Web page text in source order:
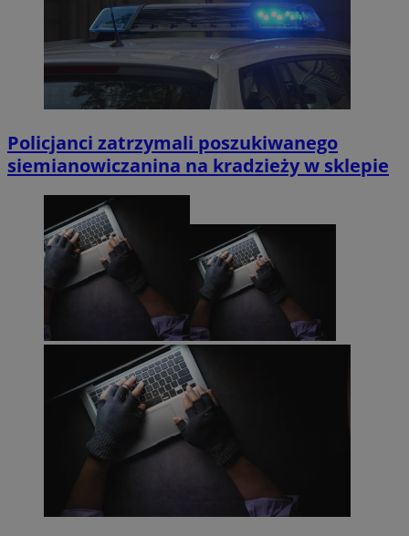
Policjanci zatrzymali poszukiwanego
siemianowiczanina na kradzieży w sklepie